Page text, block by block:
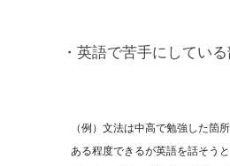
・英語で苦手にしてい
（例）文法は中高で勉強した箇
ある程度できるが英語を話そう